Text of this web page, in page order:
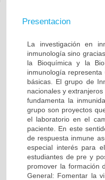
Presentacion
La investigación en
inmunología sino
la Bioquímica y la
inmunología
básicas. El grupo de
nacionales y
fundamenta la
grupo son proyectos
el laboratorio en el
paciente. En este
de respuesta inmune
especial interés para
estudiantes de pre y
promover la formación
General: Fomentar la